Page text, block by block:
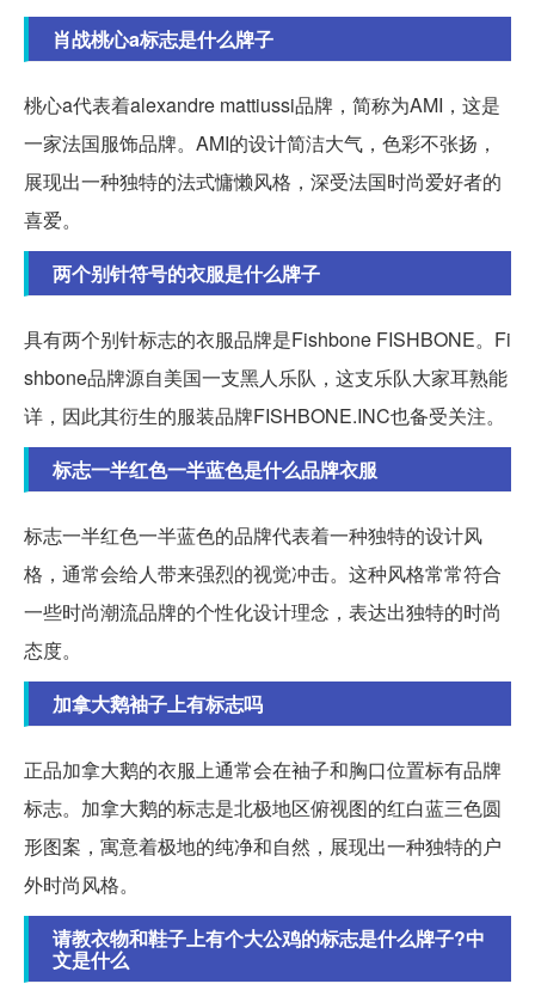
肖战桃心a标志是什么牌子
桃心a代表着alexandre mattiussi品牌，简称为AMI，这是
一家法国服饰品牌。AMI的设计简洁大气，色彩不张扬，
展现出一种独特的法式慵懒风格，深受法国时尚爱好者的
喜爱。
两个别针符号的衣服是什么牌子
具有两个别针标志的衣服品牌是Fishbone FISHBONE。Fi
shbone品牌源自美国一支黑人乐队，这支乐队大家耳熟能
详，因此其衍生的服装品牌FISHBONE.INC也备受关注。
标志一半红色一半蓝色是什么品牌衣服
标志一半红色一半蓝色的品牌代表着一种独特的设计风
格，通常会给人带来强烈的视觉冲击。这种风格常常符合
一些时尚潮流品牌的个性化设计理念，表达出独特的时尚
态度。
加拿大鹅袖子上有标志吗
正品加拿大鹅的衣服上通常会在袖子和胸口位置标有品牌
标志。加拿大鹅的标志是北极地区俯视图的红白蓝三色圆
形图案，寓意着极地的纯净和自然，展现出一种独特的户
外时尚风格。
请教衣物和鞋子上有个大公鸡的标志是什么牌子?中
文是什么